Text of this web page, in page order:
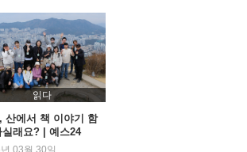
떤 음악을 들으면 춤을 춰야 하는 것처럼 _ 〈
직 무도회는 끝나지 않았다 _ 〈아이즈 와이
곳에 존재하는 하와이안의 노래_ 〈디센던
절히 부르는 그 이름들 _ 〈너의 이름은.〉
리는 모두 당신의 친구 _ 엔니오 모리꼬네
2, 고독하거나
읽다
산에서 책 이야기 함
실래요? | 예스24